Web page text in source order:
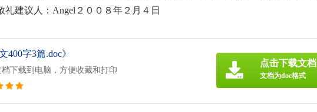
建议人：Angel２００８年２月４日
400字3篇.doc》
下载到电脑，方便收藏和打印
点击下载文档
文档为doc格式